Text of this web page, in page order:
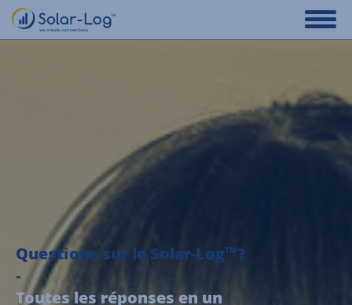
Questions sur le Solar-LogTM?
-
Toutes les réponses en un